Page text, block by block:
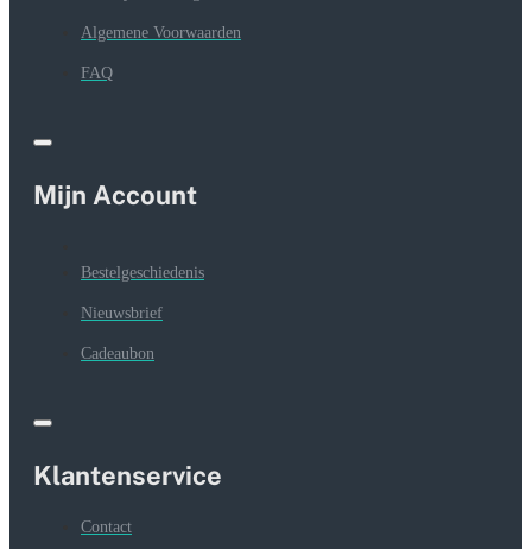
Algemene Voorwaarden
FAQ
Mijn Account
Bestelgeschiedenis
Nieuwsbrief
Cadeaubon
Klantenservice
Contact